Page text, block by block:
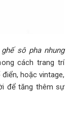
ghế sô pha nhung
cách trang trí
hoặc vintage,
để tăng thêm sự